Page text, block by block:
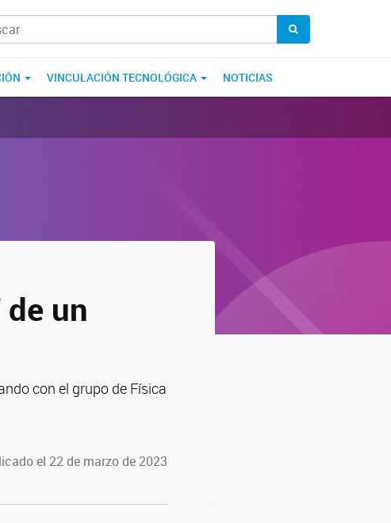
VINCULACIÓN TECNOLÓGICA NOTICIAS
un
con el grupo de Física
el 22 de marzo de 2023